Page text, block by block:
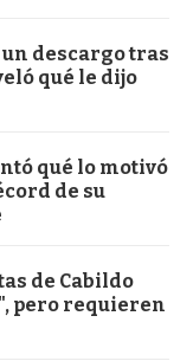
descargo tras
qué le dijo
qué lo motivó
de su
de Cabildo
pero requieren